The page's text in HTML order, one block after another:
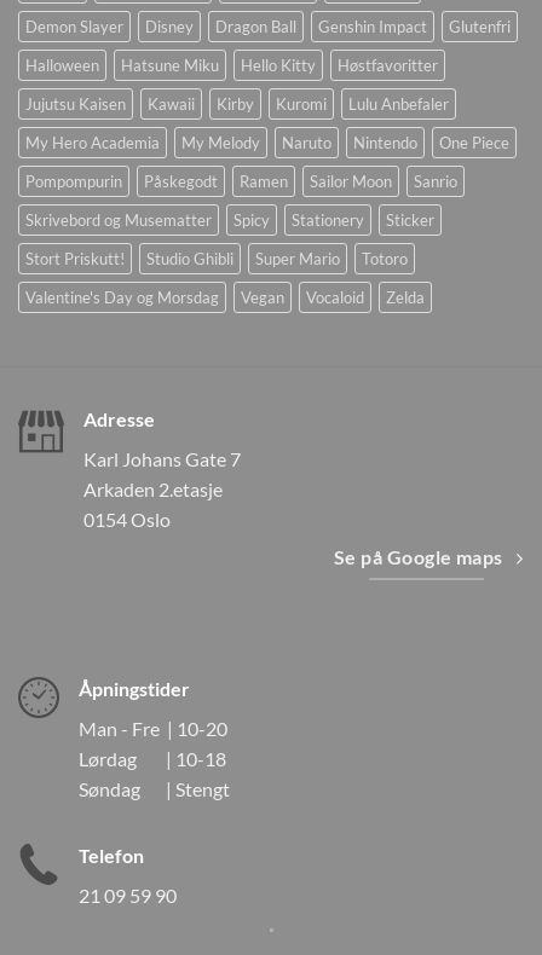
Demon Slayer
Disney Dragon Ball Genshin Impact
Glutenfri
Halloween
Hatsune Miku Hello Kitty
Høstfavoritter
Jujutsu Kaisen
Kawaii Kirby Kuromi
Lulu Anbefaler
My Hero Academia
My Melody Naruto Nintendo
One Piece
Pompompurin
Påskegodt Ramen Sailor Moon
Sanrio
Skrivebord og Musematter
Spicy Stationery
Sticker
Stort Priskutt!
Studio Ghibli Super Mario
Totoro
Valentine's Day og Morsdag
Vegan Vocaloid Zelda
Adresse
Karl Johans Gate 7
Arkaden 2.etasje
0154 Oslo
Se på Google maps
Åpningstider
Man - Fre | 10-20
Lørdag | 10-18
Søndag | Stengt
Telefon
21 09 59 90